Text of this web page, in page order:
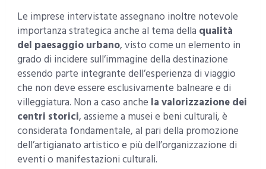
Le imprese intervistate assegnano inoltre notevole
importanza strategica anche al tema della qualità
del paesaggio urbano, visto come un elemento in
grado di incidere sull’immagine della destinazione
essendo parte integrante dell’esperienza di viaggio
che non deve essere esclusivamente balneare e di
villeggiatura. Non a caso anche la valorizzazione dei
centri storici, assieme a musei e beni culturali, è
considerata fondamentale, al pari della promozione
dell’artigianato artistico e più dell’organizzazione di
eventi o manifestazioni culturali.